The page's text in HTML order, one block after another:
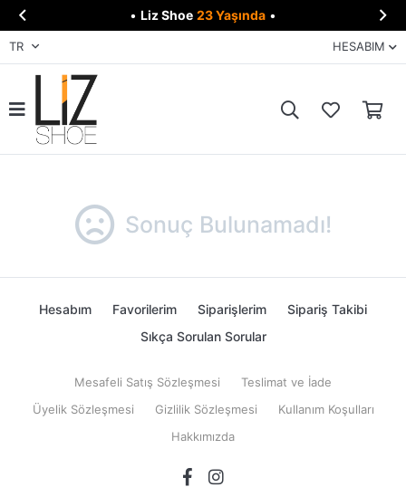
 • Liz Shoe 23 Yaşında • 
TR HESABIM
Sonuç Bulunamadı!
Hesabım Favorilerim Siparişlerim
Sipariş Takibi
Sıkça Sorulan Sorular
Mesafeli Satış Sözleşmesi
Teslimat ve İade
Üyelik Sözleşmesi
Gizlilik Sözleşmesi
Kullanım Koşulları
Hakkımızda